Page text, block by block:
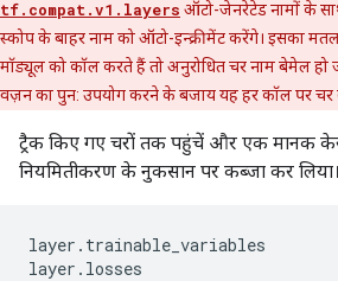
[-2.2948585 , -2.709268
0.5067346 , -1.011502
[ 1.7788265 ,  0.8846102
-0.32868862, -0.7743829
[ 0.40295708,
[ 0.47900966,
0.68217   ,
0.07713126,  0.7467398
[ 2.1396816 ,  1.5613532
-1.0071977 , -1.8496083
tf.compat.v1.layers ऑटो-जेनरेटेड नामों के
स्कोप के बाहर नाम को ऑटो-इन्क्रीमेंट करेंगे। इसका
मॉड्यूल को कॉल करते हैं तो अनुरोधित चर नाम बेमेल
वज़न का पुन: उपयोग करने के बजाय यह हर कॉल पर चर
ट्रैक किए गए चरों तक पहुंचें और एक मानक
नियमितीकरण के नुकसान पर कब्जा कर लिया।
layer . trainable_variables
layer . losses